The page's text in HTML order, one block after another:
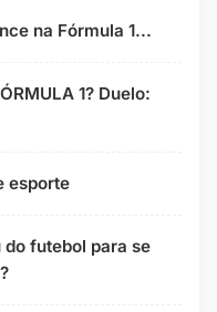
na Fórmula 1...
1? Duelo:
esporte
futebol para se